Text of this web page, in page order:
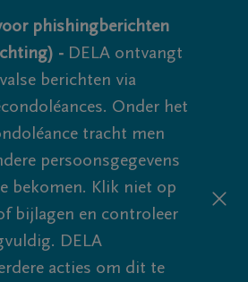
phishingberichten
- DELA ontvangt
berichten via
Onder het
tracht men
persoonsgegevens
bekomen. Klik niet op
bijlagen en controleer
DELA
acties om dit te